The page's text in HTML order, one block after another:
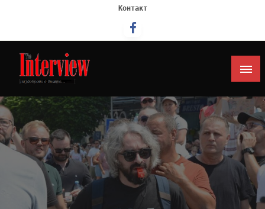
Контакт
Интервју